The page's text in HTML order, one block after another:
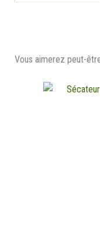
Vous aimerez peut-